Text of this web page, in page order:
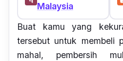
Malaysia
Buat kamu yang
tersebut untuk membeli
mahal, pembersih